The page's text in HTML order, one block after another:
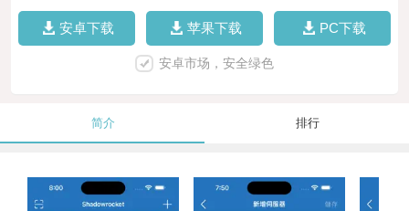
安卓下载 苹果下载 PC下载
安卓市场，安全绿色
简介 排行